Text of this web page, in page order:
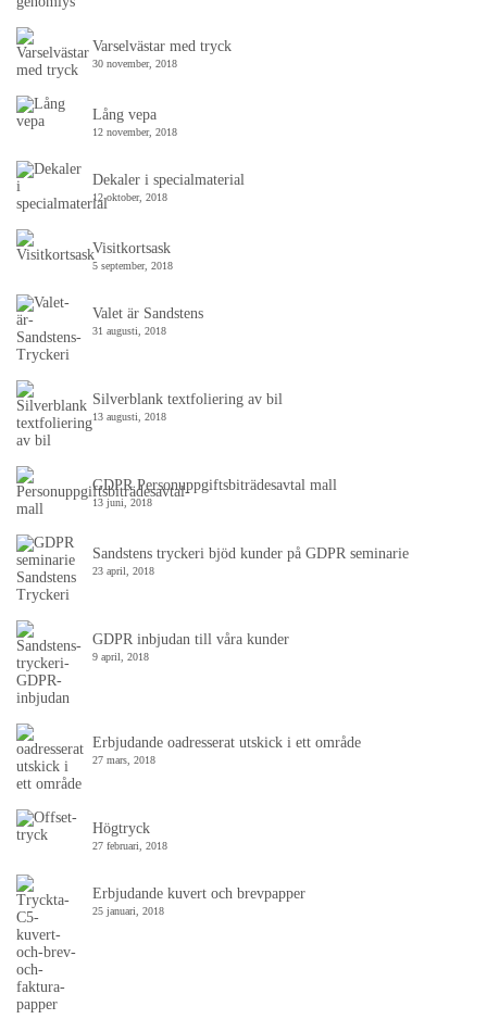
Varselvästar med tryck
30 november, 2018
Lång vepa
12 november, 2018
Dekaler i specialmaterial
12 oktober, 2018
Visitkortsask
5 september, 2018
Valet är Sandstens
31 augusti, 2018
Silverblank textfoliering av bil
13 augusti, 2018
GDPR Personuppgiftsbiträdesavtal mall
13 juni, 2018
Sandstens tryckeri bjöd kunder på GDPR seminarie
23 april, 2018
GDPR inbjudan till våra kunder
9 april, 2018
Erbjudande oadresserat utskick i ett område
27 mars, 2018
Högtryck
27 februari, 2018
Erbjudande kuvert och brevpapper
25 januari, 2018